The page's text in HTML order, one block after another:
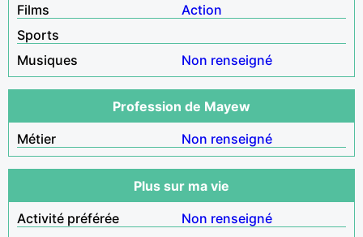
Films
Action
Sports
Musiques
Non renseigné
Profession de Mayew
Métier
Non renseigné
Plus sur ma vie
Activité préférée
Non renseigné